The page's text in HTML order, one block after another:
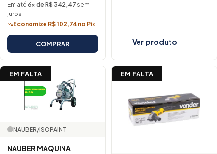
Em até 6× de R$ 342,47 sem
juros
Economize R$ 102,74 no Pix
COMPRAR Ver produto
EM FALTA
NAUBER/ISOPAINT
NAUBER MAQUINA
EM FALTA